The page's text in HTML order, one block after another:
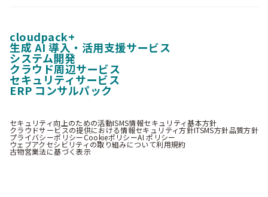
cloudpack+
生成 AI 導入・活用支援サービス
システム開発
クラウド周辺サービス
セキュリティサービス
ERP コンサルパック
セキュリティ向上のための活動ISMS情報セキュリティ基本方針
クラウドサービスの提供における情報セキュリティ方針ITSMS方針品質方針
プライバシーポリシーCookieポリシーAI ポリシー
ウェブアクセシビリティの取り組みについて利用規約
古物営業法に基づく表示